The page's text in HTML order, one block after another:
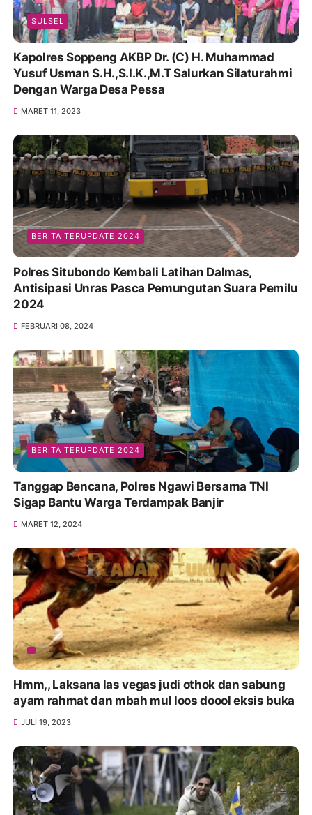
SULSEL
Kapolres Soppeng AKBP Dr. (C) H. Muhammad
Yusuf Usman S.H.,S.I.K.,M.T Salurkan Silaturahmi
Dengan Warga Desa Pessa
MARET 11, 2023
BERITA TERUPDATE 2024
Polres Situbondo Kembali Latihan Dalmas,
Antisipasi Unras Pasca Pemungutan Suara Pemilu
2024
FEBRUARI 08, 2024
BERITA TERUPDATE 2024
Tanggap Bencana, Polres Ngawi Bersama TNI
Sigap Bantu Warga Terdampak Banjir
MARET 12, 2024
Hmm,, Laksana las vegas judi othok dan sabung
ayam rahmat dan mbah mul loos doool eksis buka
JULI 19, 2023